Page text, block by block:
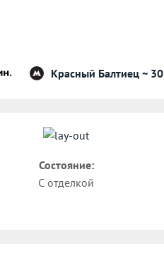
Красный Балтиец ~ 30
Состояние:
С отделкой